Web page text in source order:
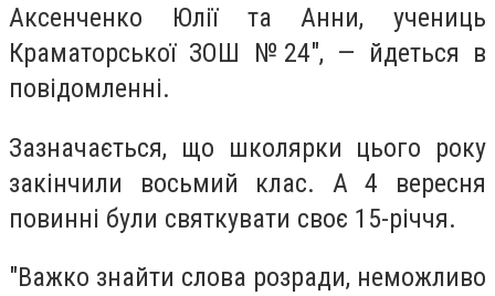
Аксенченко Юлії та Анни, учениць
Краматорської ЗОШ №24", — йдеться в
повідомленні.
Зазначається, що школярки цього року
закінчили восьмий клас. А 4 вересня
повинні були святкувати своє 15-річчя.
"Важко знайти слова розради, неможливо